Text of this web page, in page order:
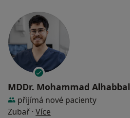
MDDr. Mohammad Alhabbal
přijímá nové pacienty
Zubař · Více